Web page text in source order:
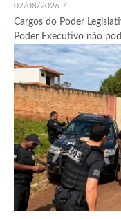
07/08/2026 /
Cargos do Poder
Poder Executivo não